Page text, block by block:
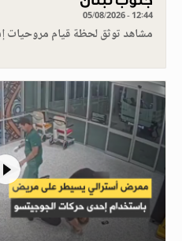
05/08/2026 - 12:44
مشاهد توثق لحظة قيام مروحيات